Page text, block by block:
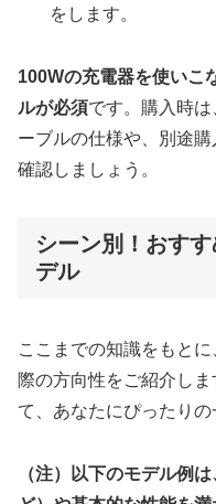
をします。
100Wの充電器を使いこ
ルが必須です。購入時
ーブルの仕様や、別途
確認しましょう。
シーン別！おす
デル
ここまでの知識をもと
際の方向性をご紹介し
て、あなたにぴったりの
（注）以下のモデル例